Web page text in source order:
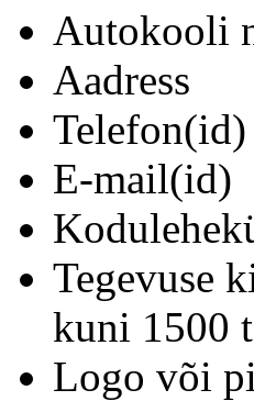
Autokooli
Aadress
Telefon(id)
E-mail(id)
Tegevuse
kuni 1500
Logo või